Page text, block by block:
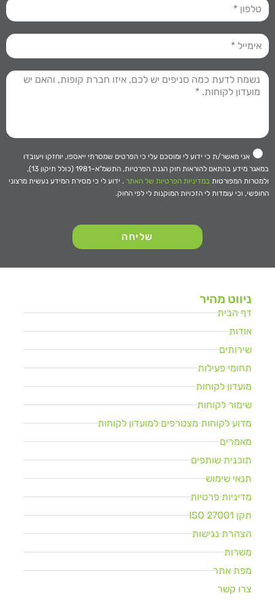
אני מאשר/ת כי ידוע לי ומוסכם עלי כי הפרטים שמסרתי ייאספו, יוחזקו ויעובדו
במאגר מידע בהתאם להוראות חוק הגנת הפרטיות, התשמ"א–1981 (כולל תיקון 13),
ולמטרות המפורטות במדיניות הפרטיות של האתר . ידוע לי כי מסירת המידע נעשית מרצוני
החופשי, וכי עומדות לי הזכויות המוקנות לי לפי החוק.
שליחה
ניווט מהיר
דף הבית
אודות
שירותים
תחומי פעילות
מועדון לקוחות
שימור לקוחות
מדוע לקוחות מצטרפים למועדון לקוחות
מאמרים
תוכנית שותפים
תנאי שימוש
מדיניות פרטיות
תקן ISO 27001
הצהרת נגישות
משרות
מפת אתר
צרו קשר